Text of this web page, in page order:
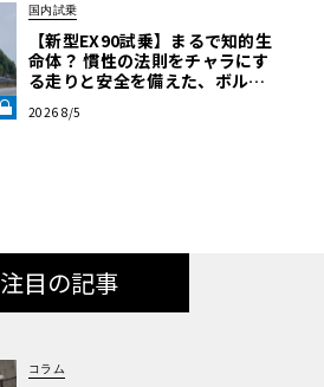
国内試乗
【新型EX90試乗】まるで知的生
命体？ 慣性の法則をチャラにす
る走りと安全を備えた、ボルボ
AB》
2026 8/5
注目の記事
コラム